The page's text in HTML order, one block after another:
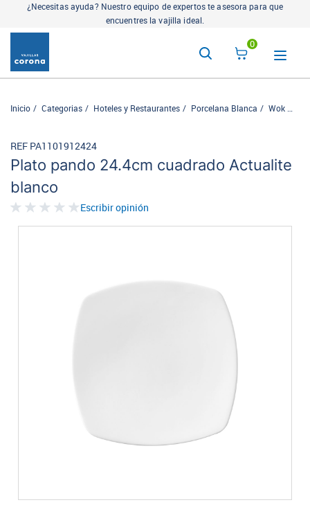
¿Necesitas ayuda? Nuestro equipo de expertos te asesora para que
encuentres la vajilla ideal.
0
Inicio Categorias Hoteles y Restaurantes Porcelana Blanca Wok
Plato pando 24.4cm cuadrado Actualite
blanco
REF PA1101912424
Escribir opinión